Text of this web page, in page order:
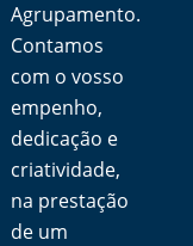
Agrupamento.
Contamos
com o vosso
empenho,
dedicação e
criatividade,
na prestação
de um